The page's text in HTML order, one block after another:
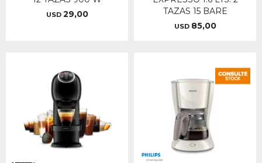
USD 29,00
TAZAS 15 BARE
USD 85,00